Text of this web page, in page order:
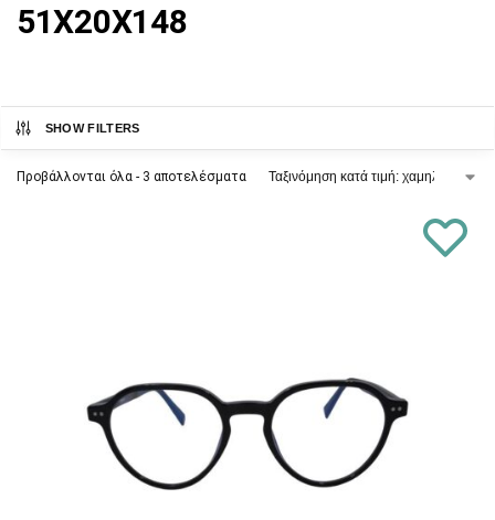
51X20X148
SHOW FILTERS
Προβάλλονται όλα - 3 αποτελέσματα